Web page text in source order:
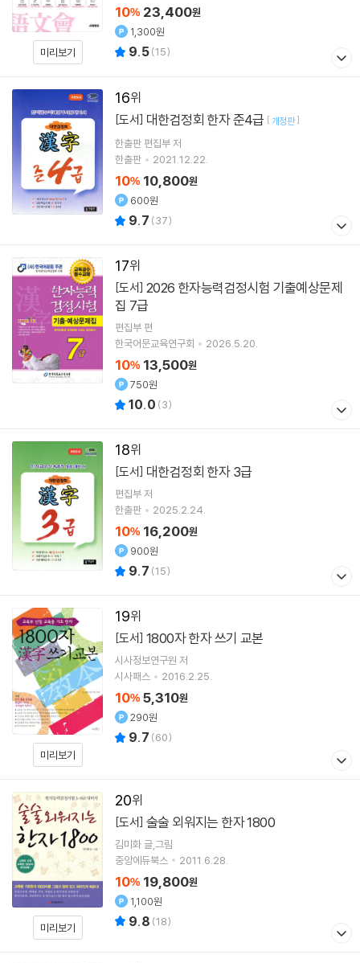
미리보기
10% 23,400원
1,300원
9.5(15)
16
[도서] 대한검정회 한자 준4급 [개정판]
한출판 편집부 저
한출판
2021.12.22.
10% 10,800원
600원
9.7 (37)
17
[도서]
집 7급
편집부 편
한국어문교육연구회
2026.5.20.
10% 13,500원
750원
10.0 (3)
18
[도서] 대한검정회 한자 3급
편집부 저
한출판
2025.2.24.
10% 16,200원
900원
9.7 (15)
19
미리보기
[도서] 1800자 한자 쓰기 교본
시사정보연구원 저
시사패스
2016.2.25.
10% 5,310원
290원
9.7 (60)
20
미리보기
[도서] 술술 외워지는 한자 1800
김미화 글,그림
중앙에듀북스
2011.6.28.
10% 19,800원
1,100원
9.8 (18)